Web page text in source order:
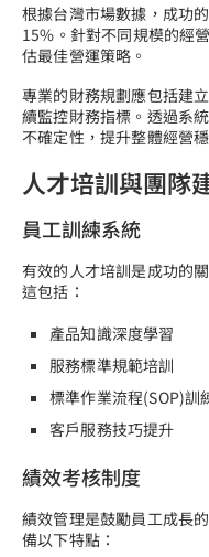
根據台灣市場數據，成功
15%。針對不同規模的經
估最佳營運策略。
專業的財務規劃應包括建
續監控財務指標。透過系
不確定性，提升整體經營
人才培訓與團隊
員工訓練系統
有效的人才培訓是成功的
這包括：
產品知識深度學習
服務標準規範培訓
標準作業流程(SOP)訓
客戶服務技巧提升
績效考核制度
績效管理是鼓勵員工成長
備以下特點：